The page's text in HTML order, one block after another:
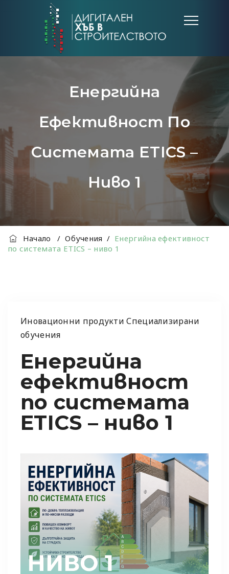
Енергийна
Ефективност По
Системата ETICS –
Ниво 1
Начало /Обучения / Енергийна ефективност
по системата ETICS – ниво 1
Иновационни продукти Специализирани
обучения
Енергийна
ефективност
по системата
ETICS – ниво 1